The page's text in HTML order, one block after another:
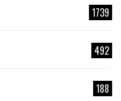
1739
492
188